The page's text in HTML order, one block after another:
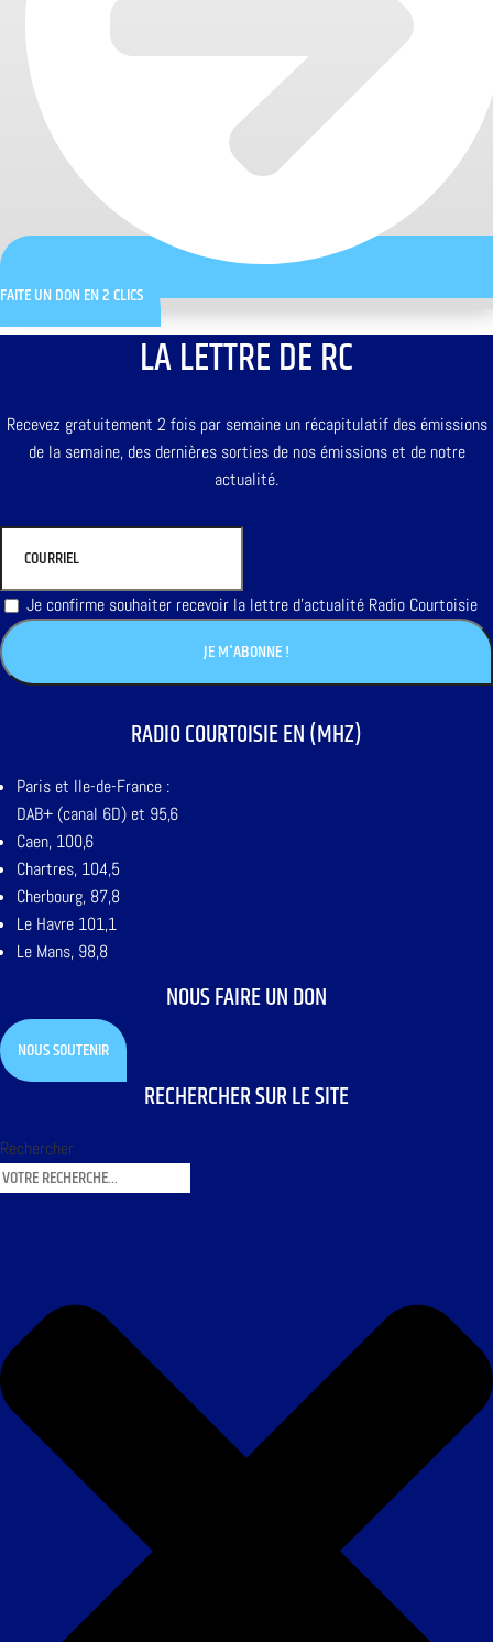
FAITE UN DON EN 2 CLICS
LA LETTRE DE RC
Recevez gratuitement 2 fois par semaine un récapitulatif des émissions
de la semaine, des dernières sorties de nos émissions et de notre
actualité.
Je confirme souhaiter recevoir la lettre d'actualité Radio Courtoisie
RADIO COURTOISIE EN (MHZ)
Paris et Ile-de-France :
DAB+ (canal 6D) et 95,6
Caen, 100,6
Chartres, 104,5
Cherbourg, 87,8
Le Havre 101,1
Le Mans, 98,8
NOUS FAIRE UN DON
NOUS SOUTENIR
RECHERCHER SUR LE SITE
Rechercher